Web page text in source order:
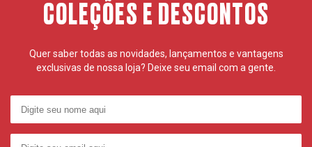
COLEÇÕES E DESCONTOS
Quer saber todas as novidades, lançamentos e vantagens
exclusivas de nossa loja? Deixe seu email com a gente.